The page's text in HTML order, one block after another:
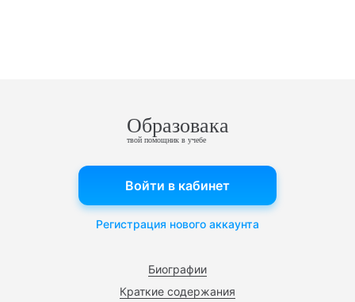
Образовака
твой помощник в учебе
Биографии
Краткие содержания
Войти в кабинет
Регистрация нового аккаунта